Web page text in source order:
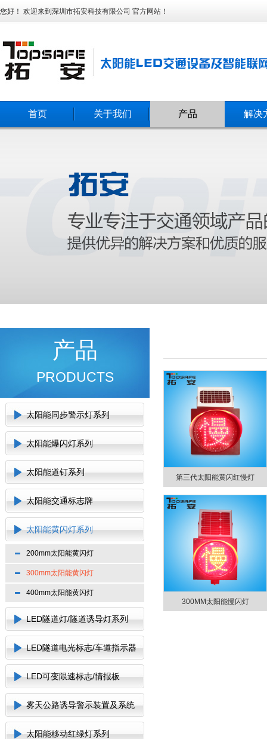
您好！ 欢迎来到深圳市拓安科技有限公司 官方网站！
首页 关于我们 产品 解决
产品
PRODUCTS
太阳能同步警示灯系列
太阳能爆闪灯系列
太阳能道钉系列
太阳能交通标志牌
太阳能黄闪灯系列
200mm太阳能黄闪灯
300mm太阳能黄闪灯
400mm太阳能黄闪灯
LED隧道灯/隧道诱导灯系列
LED隧道电光标志/车道指示器
LED可变限速标志/情报板
雾天公路诱导警示装置及系统
太阳能移动红绿灯系列
第三代太阳能黄闪红慢灯
300MM太阳能慢闪灯